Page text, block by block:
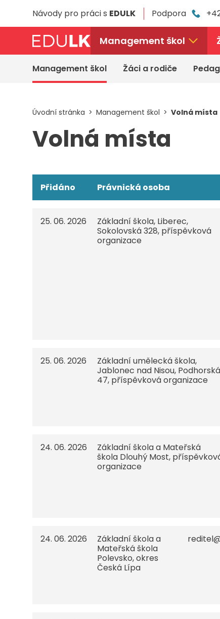
Návody pro práci s EDULK Podpora
Management škol
Management škol Žáci a rodiče
Úvodní stránka Management škol Volná místa
Volná místa
Přidáno Právnická osoba
25. 06. 2026
Základní škola, Liberec,
Sokolovská 328, příspěvková
organizace
25. 06. 2026
Základní umělecká škola,
Jablonec nad Nisou, Podhorská
47, příspěvková organizace
24. 06. 2026
Základní škola a Mateřská
škola Dlouhý Most,
organizace
24. 06. 2026
Základní škola a
Mateřská škola
Polevsko, okres
Česká Lípa